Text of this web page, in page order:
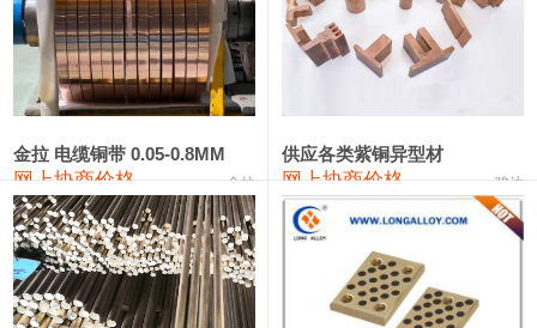
无氧铜丝(硬) 109,710—110,010 109,860
R410A专用紫铜管 113,700—113,700
铸造铝合金锭(A380） 26,300—26,500 26,400 100
铝合金ADC12 24,200—24,400 100
铸造铝合金锭(ZL102) 24,300—24,500 24,400
金拉 电缆铜带 0.05-0.8MM
网上协商价格 金拉
供应各类紫铜异型材
网上协商价格 骏达